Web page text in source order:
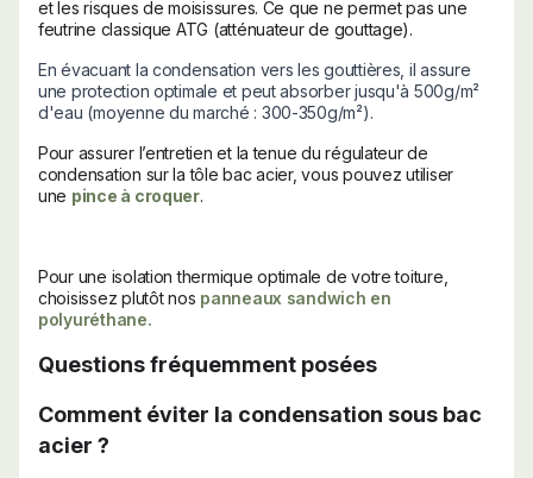
et les risques de moisissures. Ce que ne permet pas une
feutrine classique ATG (atténuateur de gouttage).
En évacuant la condensation vers les gouttières, il assure
une protection optimale et peut absorber jusqu'à 500g/m²
d'eau (moyenne du marché : 300-350g/m²).
Pour assurer l’entretien et la tenue du régulateur de
condensation sur la tôle bac acier, vous pouvez utiliser
une pince à croquer.
Pour une isolation thermique optimale de votre toiture,
choisissez plutôt nos panneaux sandwich en
polyuréthane.
Questions fréquemment posées
Comment éviter la condensation sous bac
acier ?